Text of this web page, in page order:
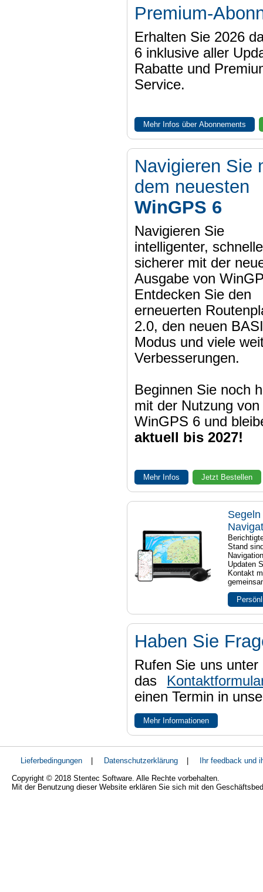
Premium-
Erhalten Sie 2026
6 inklusive aller
Rabatte und
Service.
Mehr Infos über Abonnements
Navigieren Sie
dem neuesten
WinGPS 6
Navigieren Sie
intelligenter,
sicherer mit der
Ausgabe von
Entdecken Sie den
erneuerten
2.0, den neuen
Modus und viele
Verbesserungen.
Beginnen Sie noch
mit der Nutzung von
WinGPS 6 und
aktuell bis 2027!
Mehr Infos Jetzt Bestellen
Stand
Updaten
Kontakt
Haben Sie
Rufen Sie uns
das
einen Termin in
Mehr Informationen
Lieferbedingungen | Datenschutzerklärung |
Ihr feedback und
Copyright © 2018 Stentec Software. Alle Rechte vorbehalten.
Mit der Benutzung dieser Website erklären Sie sich mit den